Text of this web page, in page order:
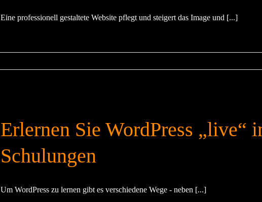
Eine professionell gestaltete Website pflegt und steigert das Image und [...]
Erlernen Sie WordPress „live“
Schulungen
Um WordPress zu lernen gibt es verschiedene Wege - neben [...]